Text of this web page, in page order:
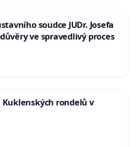
soudce JUDr. Josefa
ve spravedlivý proces
Kuklenských rondelů v